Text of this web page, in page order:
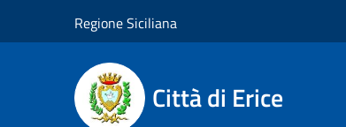
Regione Siciliana
Città di Erice